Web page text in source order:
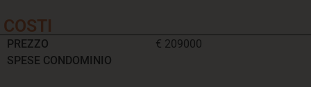
COSTI
PREZZO
SPESE CONDOMINIO
€ 209000